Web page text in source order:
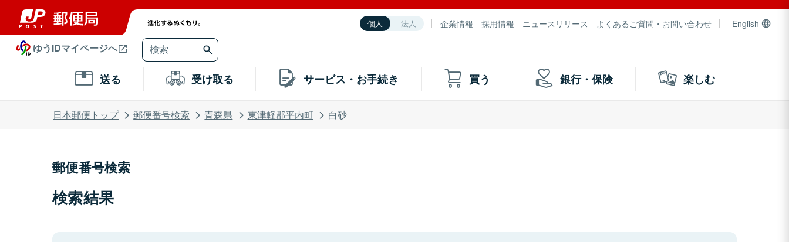
個人 法人 企業情報 採用情報 ニュースリリース よくあるご質問・お問い合わせ English
ゆうIDマイページへ
送る 受け取る サービス・お手続き 買う 銀行・保険 楽しむ
日本郵便トップ 郵便番号検索 青森県 東津軽郡平内町 白砂
郵便番号検索
検索結果